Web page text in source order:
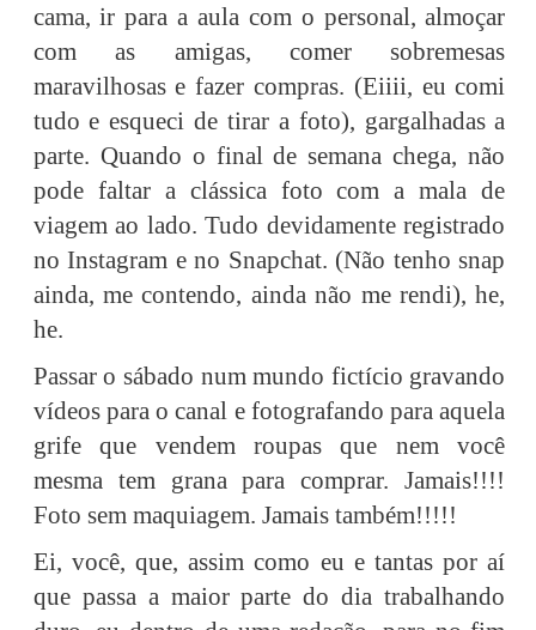
cama, ir para a aula com o personal, almoçar
com as amigas, comer sobremesas
maravilhosas e fazer compras. (Eiiii, eu comi
tudo e esqueci de tirar a foto), gargalhadas a
parte. Quando o final de semana chega, não
pode faltar a clássica foto com a mala de
viagem ao lado. Tudo devidamente registrado
no Instagram e no Snapchat. (Não tenho snap
ainda, me contendo, ainda não me rendi), he,
he.
Passar o sábado num mundo fictício gravando
vídeos para o canal e fotografando para aquela
grife que vendem roupas que nem você
mesma tem grana para comprar. Jamais!!!!
Foto sem maquiagem. Jamais também!!!!!
Ei, você, que, assim como eu e tantas por aí
que passa a maior parte do dia trabalhando